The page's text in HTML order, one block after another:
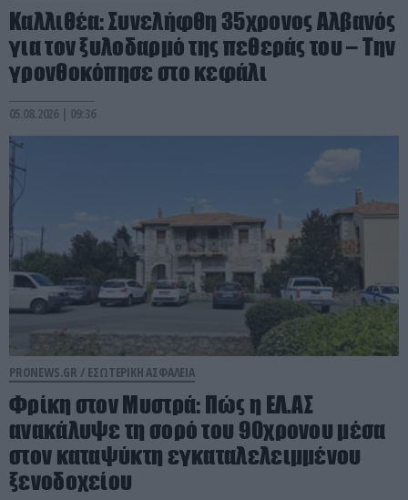
Καλλιθέα: Συνελήφθη 35χρονος Αλβανός
για τον ξυλοδαρμό της πεθεράς του – Την
γρονθοκόπησε στο κεφάλι
05.08.2026 | 09:36
PRONEWS.GR / ΕΣΩΤΕΡΙΚΗ ΑΣΦΑΛΕΙΑ
Φρίκη στον Μυστρά: Πώς η ΕΛ.ΑΣ
ανακάλυψε τη σορό του 90χρονου μέσα
στον καταψύκτη εγκαταλελειμμένου
ξενοδοχείου